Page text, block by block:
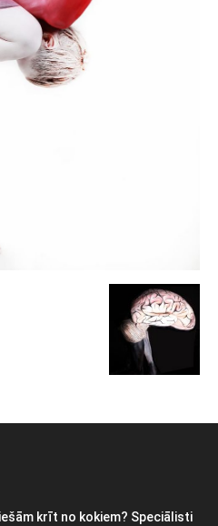
krīt no kokiem? Speciālisti